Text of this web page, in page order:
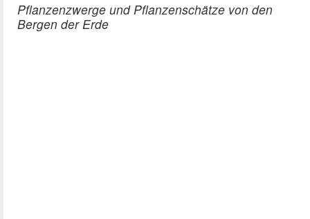
Pflanzenzwerge und Pflanzenschätze von den
Bergen der Erde